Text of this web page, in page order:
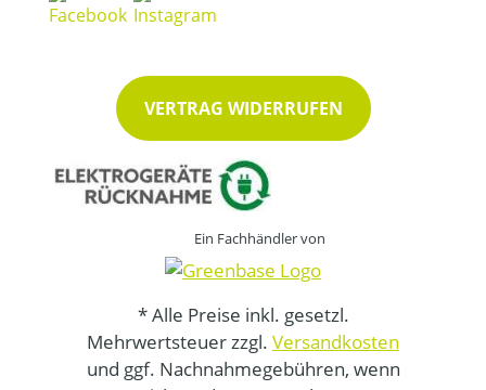
VERTRAG WIDERRUFEN
Ein Fachhändler von
* Alle Preise inkl. gesetzl.
Mehrwertsteuer zzgl. Versandkosten
und ggf. Nachnahmegebühren, wenn